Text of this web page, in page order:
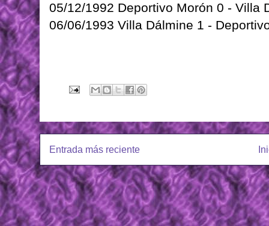
05/12/1992 Deportivo Morón 0 - Villa
06/06/1993 Villa Dálmine 1 -
Entrada más reciente